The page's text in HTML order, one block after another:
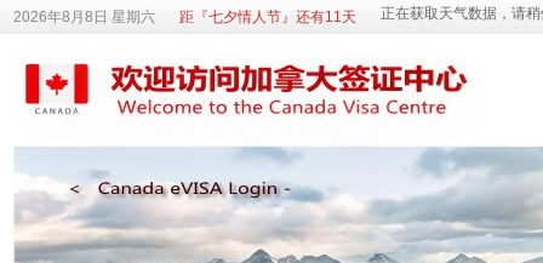
2026年8月8日 星期六 距『七夕情人节』还有11天